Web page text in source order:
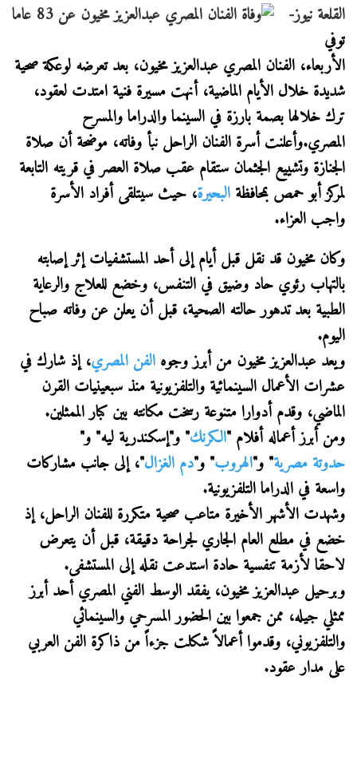
القلعة نيوز-
توفي
الأربعاء، الفنان المصري عبدالعزيز مخيون، بعد تعرضه لوعكة صحية
شديدة خلال الأيام الماضية، أنهت مسيرة فنية امتدت لعقود،
ترك خلالها بصمة بارزة في السينما والدراما والمسرح
المصري.وأعلنت أسرة الفنان الراحل نبأ وفاته، موضحة أن صلاة
الجنازة وتشييع الجثمان ستقام عقب صلاة العصر في قريته التابعة
لمركز أبو حمص بمحافظة البحيرة، حيث سيتلقى أفراد الأسرة
واجب العزاء.
وكان مخيون قد نقل قبل أيام إلى أحد المستشفيات إثر إصابته
بالتهاب رئوي حاد وضيق في التنفس، وخضع للعلاج والرعاية
الطبية بعد تدهور حالته الصحية، قبل أن يعلن عن وفاته صباح
اليوم.
ويعد عبدالعزيز مخيون من أبرز وجوه الفن المصري، إذ شارك في
عشرات الأعمال السينمائية والتلفزيونية منذ سبعينيات القرن
الماضي، وقدم أدوارا متنوعة رسخت مكانته بين كبار الممثلين.
ومن أبرز أعماله أفلام "الكرنك" و"إسكندرية ليه" و"
حدوتة مصرية" و"الهروب" و"دم الغزال"، إلى جانب مشاركات
واسعة في الدراما التلفزيونية.
وشهدت الأشهر الأخيرة متاعب صحية متكررة للفنان الراحل، إذ
خضع في مطلع العام الجاري لجراحة دقيقة، قبل أن يتعرض
لاحقا لأزمة تنفسية حادة استدعت نقله إلى المستشفى.
وبرحيل عبدالعزيز مخيون، يفقد الوسط الفني المصري أحد أبرز
ممثلي جيله، ممن جمعوا بين الحضور المسرحي والسينمائي
والتلفزيوني، وقدموا أعمالاً شكلت جزءاً من ذاكرة الفن العربي
على مدار عقود.